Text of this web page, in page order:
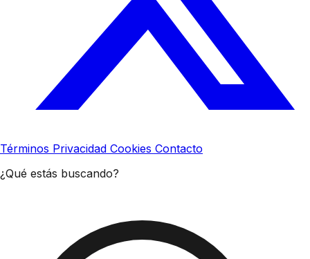
Términos Privacidad Cookies Contacto
¿Qué estás buscando?